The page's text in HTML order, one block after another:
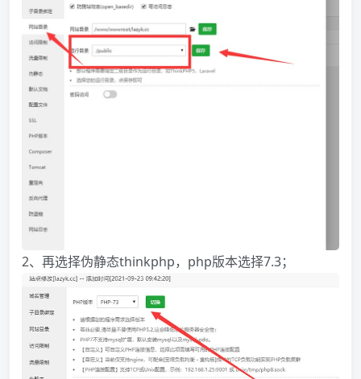
2、再选择伪静态thinkphp，php版本选择7.3；